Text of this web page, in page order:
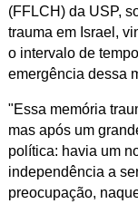
(FFLCH) da USP,
trauma em Israel,
o intervalo de
emergência dessa
"Essa memória
mas após um
política: havia um
independência a
preocupação,